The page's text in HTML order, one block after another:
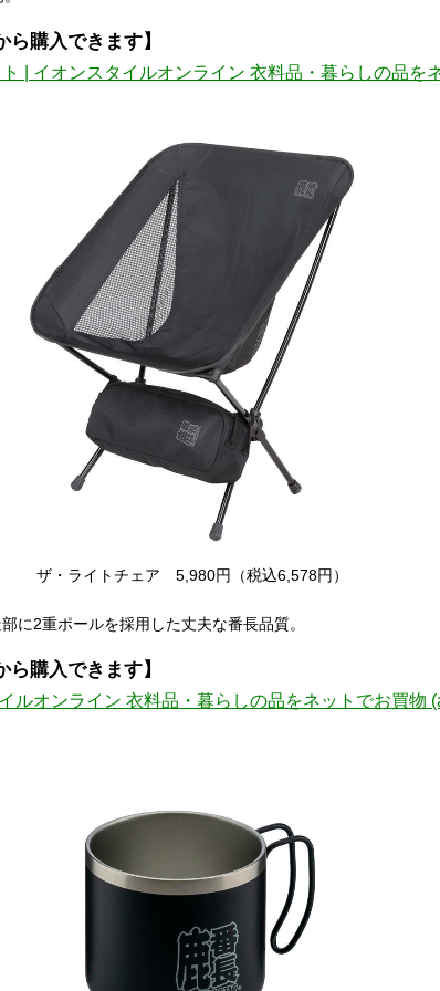
ら購入できます】
| イオンスタイルオンライン 衣料品・暮らしの品を
ザ・ライトチェア 5,980円（税込6,578円）
に2重ポールを採用した丈夫な番長品質。
ら購入できます】
オンライン 衣料品・暮らしの品をネットでお買物